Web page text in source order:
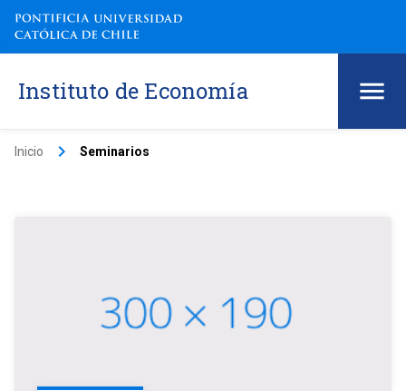
Instituto de Economía
Inicio keyboard_arrow_right Seminarios